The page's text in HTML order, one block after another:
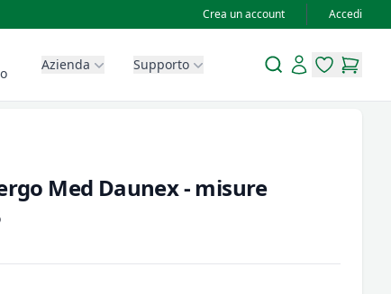
Crea un account Accedi
Azienda Supporto SearchAccount
items in
items
Med Daunex - misure